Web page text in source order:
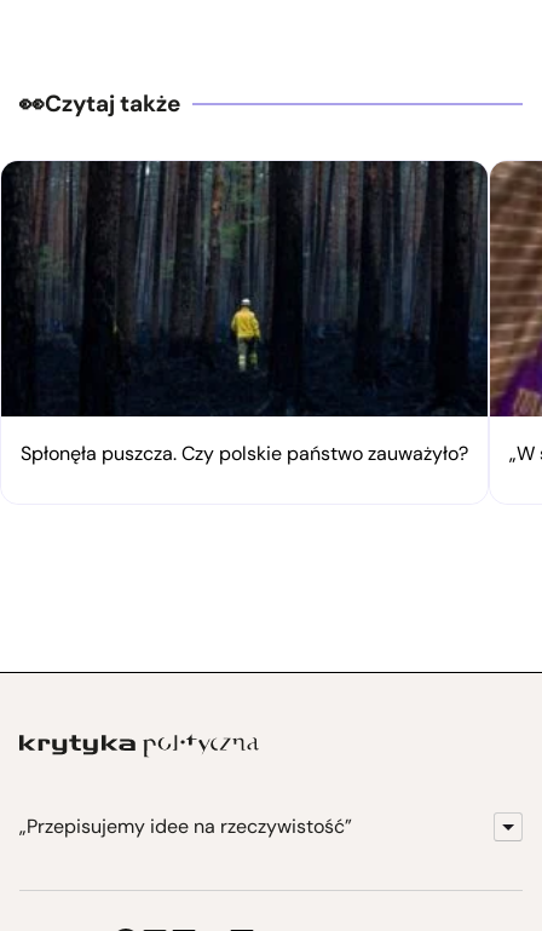
Czytaj także
Spłonęła puszcza. Czy polskie państwo zauważyło?
„Przepisujemy idee na rzeczywistość”